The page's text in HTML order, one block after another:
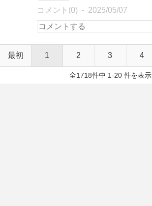
コメント(0) 2025/05/07
最初 1 2 3 4
全1718件中 1-20 件を表示